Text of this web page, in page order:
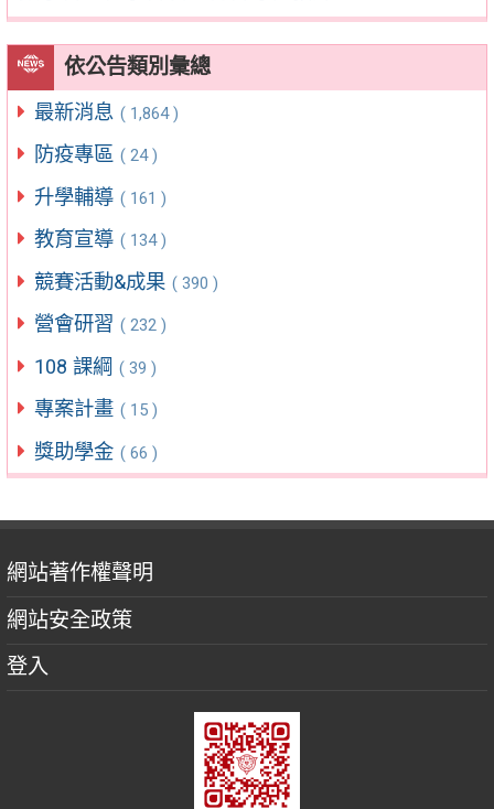
依公告類別彙總
最新消息 ( 1,864 )
防疫專區 ( 24 )
升學輔導 ( 161 )
教育宣導 ( 134 )
競賽活動&成果 ( 390 )
營會研習 ( 232 )
108 課綱 ( 39 )
專案計畫 ( 15 )
獎助學金 ( 66 )
網站著作權聲明
網站安全政策
登入